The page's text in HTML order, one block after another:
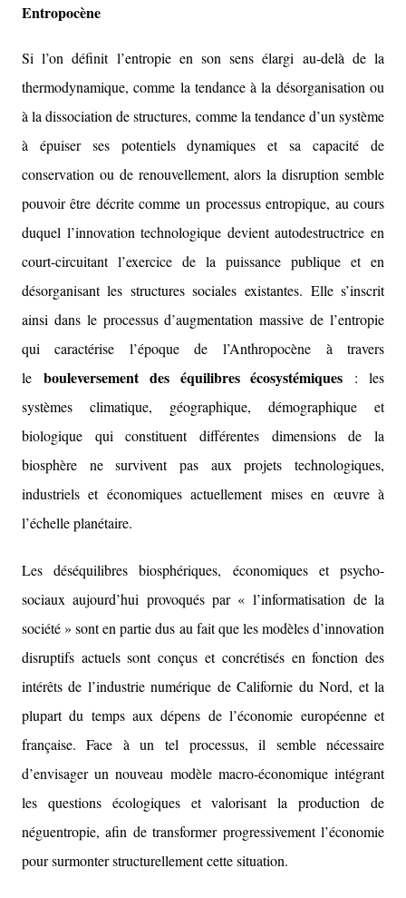
Entropocène
Si l’on définit l’entropie en son sens élargi au-delà de la
thermodynamique, comme la tendance à la désorganisation ou
à la dissociation de structures, comme la tendance d’un système
à épuiser ses potentiels dynamiques et sa capacité de
conservation ou de renouvellement, alors la disruption semble
pouvoir être décrite comme un processus entropique, au cours
duquel l’innovation technologique devient autodestructrice en
court-circuitant l’exercice de la puissance publique et en
désorganisant les structures sociales existantes. Elle s’inscrit
ainsi dans le processus d’augmentation massive de l’entropie
qui caractérise l’époque de l’Anthropocène à travers
le bouleversement des équilibres écosystémiques : les
systèmes climatique, géographique, démographique et
biologique qui constituent différentes dimensions de la
biosphère ne survivent pas aux projets technologiques,
industriels et économiques actuellement mises en œuvre à
l’échelle planétaire.
Les déséquilibres biosphériques, économiques et psycho-
sociaux aujourd’hui provoqués par « l’informatisation de la
société » sont en partie dus au fait que les modèles d’innovation
disruptifs actuels sont conçus et concrétisés en fonction des
intérêts de l’industrie numérique de Californie du Nord, et la
plupart du temps aux dépens de l’économie européenne et
française. Face à un tel processus, il semble nécessaire
d’envisager un nouveau modèle macro-économique intégrant
les questions écologiques et valorisant la production de
néguentropie, afin de transformer progressivement l’économie
pour surmonter structurellement cette situation.